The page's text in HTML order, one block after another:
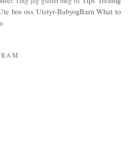
hos oss Utstyr-BabyogBarn What to